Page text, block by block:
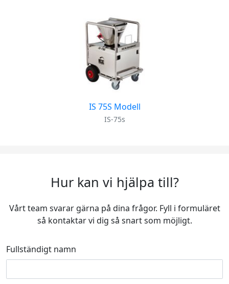
IS 75S Modell
IS-75s
Hur kan vi hjälpa till?
Vårt team svarar gärna på dina frågor. Fyll i formuläret
så kontaktar vi dig så snart som möjligt.
Fullständigt namn